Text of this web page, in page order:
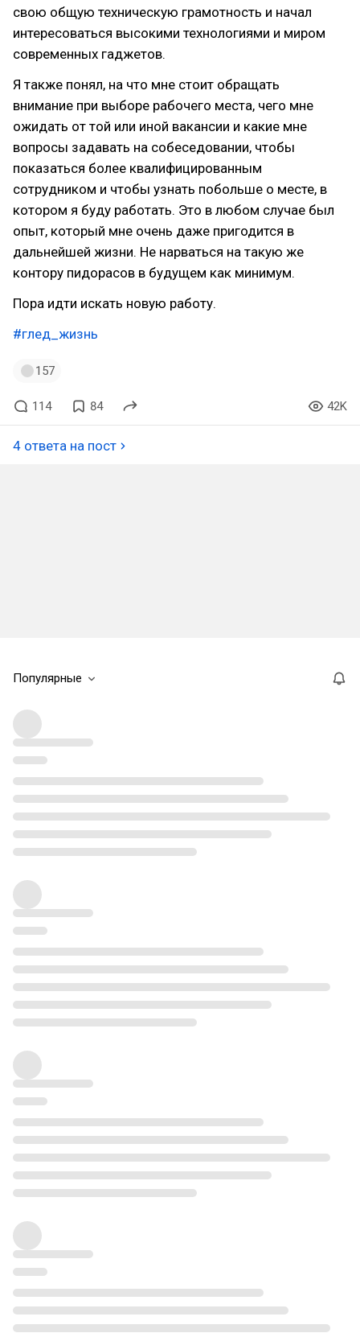
свою общую техническую грамотность и начал
интересоваться высокими технологиями и миром
современных гаджетов.
Я также понял, на что мне стоит обращать
внимание при выборе рабочего места, чего мне
ожидать от той или иной вакансии и какие мне
вопросы задавать на собеседовании, чтобы
показаться более квалифицированным
сотрудником и чтобы узнать побольше о месте, в
котором я буду работать. Это в любом случае был
опыт, который мне очень даже пригодится в
дальнейшей жизни. Не нарваться на такую же
контору пидорасов в будущем как минимум.
Пора идти искать новую работу.
#глед_жизнь
157
114 84 42K
4 ответа на пост
Популярные